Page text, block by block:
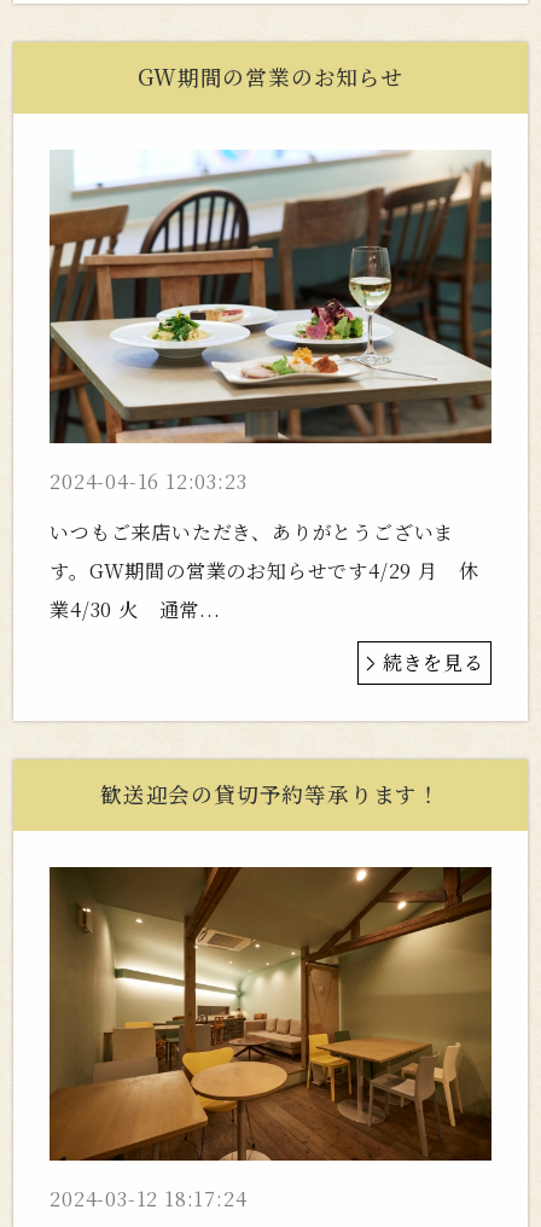
GW期間の営業のお知らせ
2024-04-16 12:03:23
いつもご来店いただき、ありがとうございま
す。GW期間の営業のお知らせです4/29 月 休
業4/30 火 通常...
続きを見る
歓送迎会の貸切予約等承ります！
2024-03-12 18:17:24